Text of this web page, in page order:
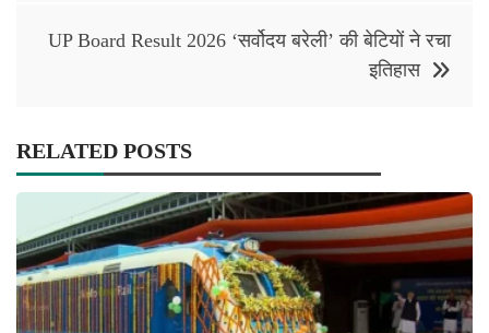
UP Board Result 2026 ‘सर्वोदय बरेली’ की बेटियों ने रचा
इतिहास
RELATED POSTS